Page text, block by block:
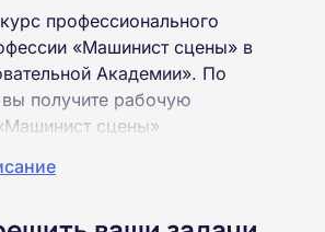
профессионального
«Машинист сцены» в
Академии». По
получите рабочую
сцены»